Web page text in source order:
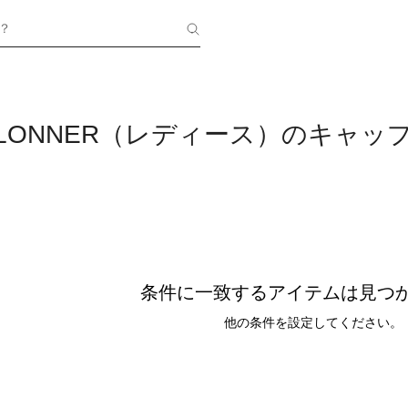
（レディース）のキャッ
条件に一致するアイテムは見つ
他の条件を設定してください。